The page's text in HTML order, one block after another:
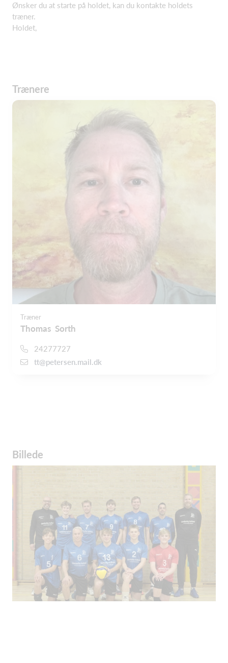
Ønsker du at starte på holdet, kan du kontakte holdets
træner.
Holdet,
Trænere
Træner
Thomas Sorth
24277727
tt@petersen.mail.dk
Billede